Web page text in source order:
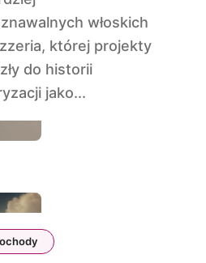
włoskich
której projekty
do historii
jako...